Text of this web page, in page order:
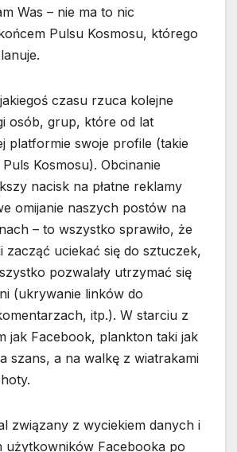
Was – nie ma to nic
Pulsu Kosmosu, którego
czasu rzuca kolejne
osób, grup, które od lat
platformie swoje profile (takie
Kosmosu). Obcinanie
nacisk na płatne reklamy
omijanie naszych postów na
– to wszystko sprawiło, że
zacząć uciekać się do sztuczek,
pozwalały utrzymać się
(ukrywanie linków do
itp.). W starciu z
jak Facebook, plankton taki jak
szans, a na walkę z wiatrakami
związany z wyciekiem danych i
użytkowników Facebooka po